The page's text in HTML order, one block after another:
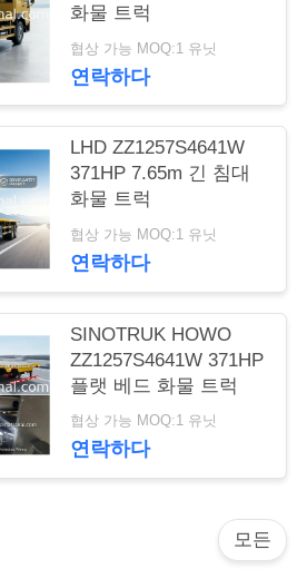
화물 트럭
협상 가능 MOQ:1 유닛
연락하다
LHD ZZ1257S4641W
371HP 7.65m 긴 침대
화물 트럭
협상 가능 MOQ:1 유닛
연락하다
SINOTRUK HOWO
ZZ1257S4641W 371HP
플랫 베드 화물 트럭
협상 가능 MOQ:1 유닛
연락하다
모든